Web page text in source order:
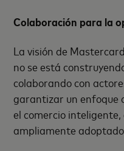
Colaboración para la
La visión de
no se está
colaborando con
garantizar un enfoque
el comercio inteligente,
ampliamente